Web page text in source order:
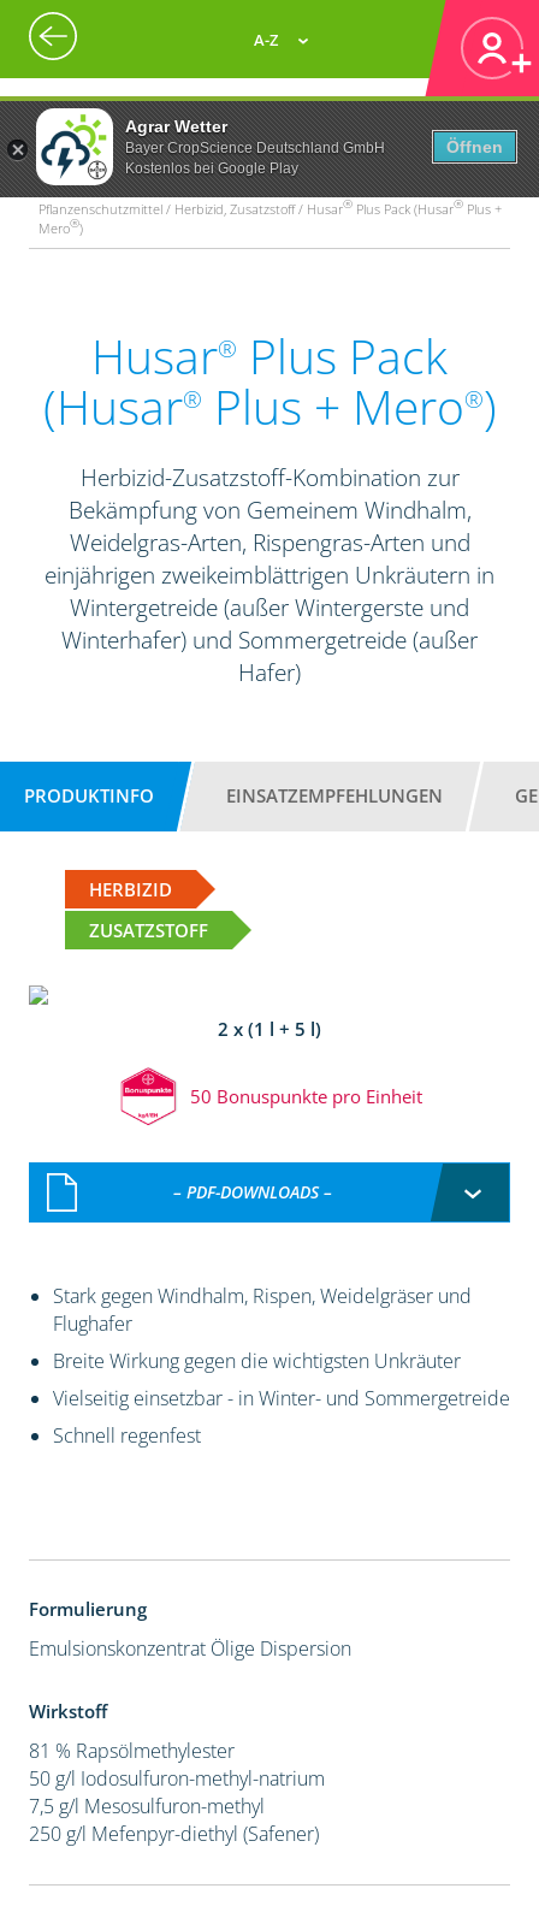
Agrar Wetter
Bayer CropScience Deutschland GmbH
Kostenlos bei Google Play
Öffnen
A-Z
Pflanzenschutzmittel / Herbizid, Zusatzstoff / Husar® Plus Pack (Husar® Plus +
Mero®)
Husar® Plus Pack
(Husar® Plus + Mero®)
Herbizid-Zusatzstoff-Kombination zur
Bekämpfung von Gemeinem Windhalm,
Weidelgras-Arten, Rispengras-Arten und
einjährigen zweikeimblättrigen Unkräutern in
Wintergetreide (außer Wintergerste und
Winterhafer) und Sommergetreide (außer
Hafer)
PRODUKTINFO EINSATZEMPFEHLUNGEN
HERBIZID
ZUSATZSTOFF
2 x (1 l + 5 l)
50 Bonuspunkte pro Einheit
– PDF-DOWNLOADS –
Stark gegen Windhalm, Rispen, Weidelgräser und
Flughafer
Breite Wirkung gegen die wichtigsten Unkräuter
Vielseitig einsetzbar - in Winter- und Sommergetreide
Schnell regenfest
Formulierung
Emulsionskonzentrat Ölige Dispersion
Wirkstoff
81 % Rapsölmethylester
50 g/l Iodosulfuron-methyl-natrium
7,5 g/l Mesosulfuron-methyl
250 g/l Mefenpyr-diethyl (Safener)